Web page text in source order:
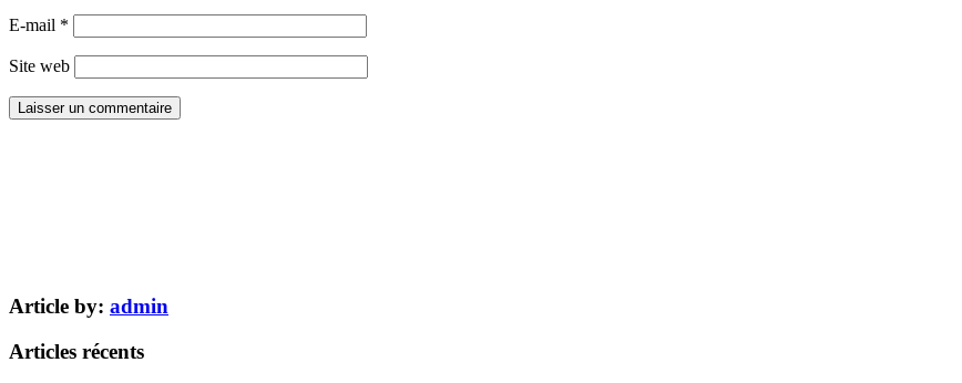
E-mail *
Site web
Article by: admin
Articles récents